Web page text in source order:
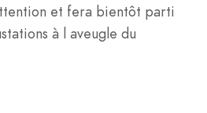
et fera bientôt parti
à l aveugle du